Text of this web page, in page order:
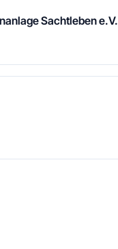
Sachtleben e.V.